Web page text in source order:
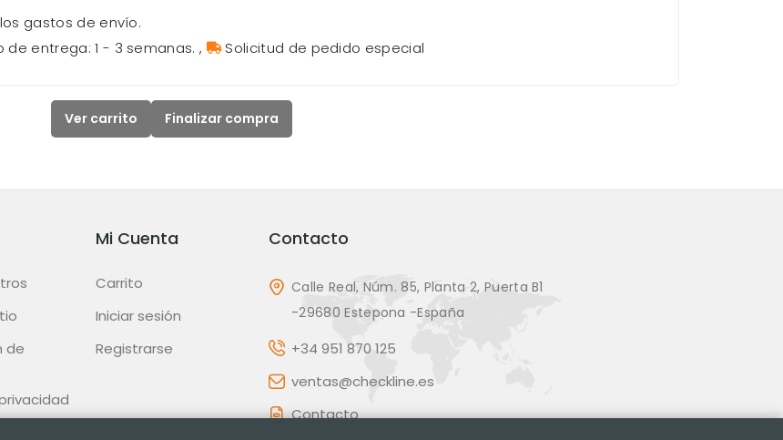
gastos de envío.
de entrega: 1 - 3 semanas. , Solicitud de pedido especial
Ver carrito Finalizar compra
de
Mi Cuenta
Carrito
Iniciar sesión
Registrarse
Contacto
Calle Real, Núm. 85, Planta 2, Puerta B1
-29680 Estepona -España
+34 951 870 125
ventas@checkline.es
Contacto